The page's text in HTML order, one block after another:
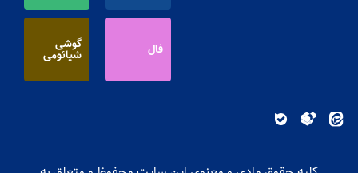
فال گوشی
شیائومی